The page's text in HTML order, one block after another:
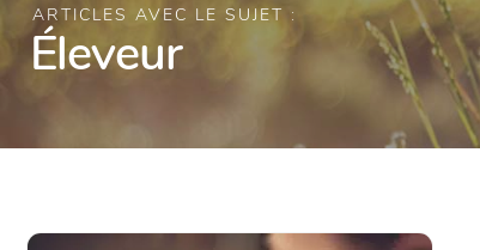
ARTICLES AVEC LE SUJET :
Éleveur